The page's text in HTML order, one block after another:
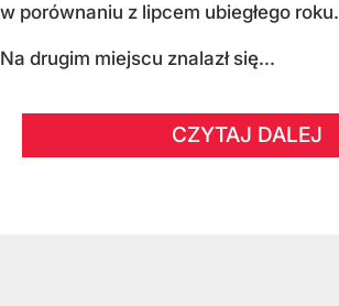
w porównaniu z lipcem ubiegłego roku.
Na drugim miejscu znalazł się...
CZYTAJ DALEJ